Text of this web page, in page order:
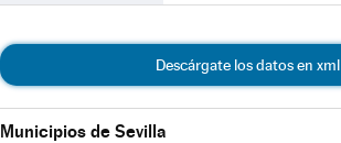
Descárgate los datos en xml
Municipios de Sevilla